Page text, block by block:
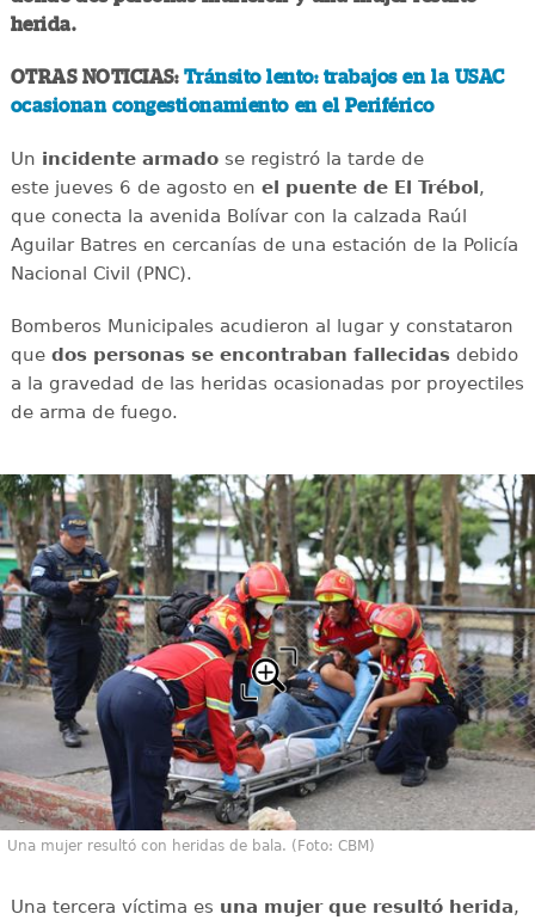
herida.
OTRAS NOTICIAS: Tránsito lento: trabajos en la USAC
ocasionan congestionamiento en el Periférico
Un incidente armadose registró la tarde de
este jueves 6 de agosto en el puente de El Trébol,
que conecta la avenida Bolívar con la calzada Raúl
Aguilar Batres en cercanías de una estación de la Policía
Nacional Civil (PNC).
Bomberos Municipales acudieron al lugar y constataron
que dos personas se encontraban fallecidasdebido
a la gravedad de las heridas ocasionadas por proyectiles
de arma de fuego.
Una mujer resultó con heridas de bala. (Foto: CBM)
Una tercera víctima es una mujer que resultó herida,